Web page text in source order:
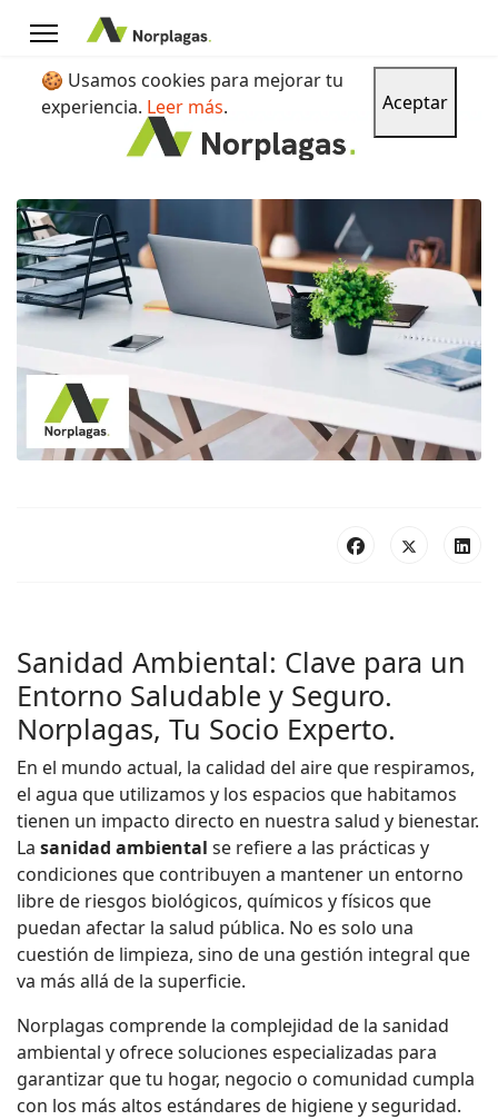
🍪 Usamos cookies para mejorar tu
experiencia. Leer más. Aceptar
Sanidad Ambiental: Clave para un
Entorno Saludable y Seguro.
Norplagas, Tu Socio Experto.
En el mundo actual, la calidad del aire que respiramos,
el agua que utilizamos y los espacios que habitamos
tienen un impacto directo en nuestra salud y bienestar.
La sanidad ambiental se refiere a las prácticas y
condiciones que contribuyen a mantener un entorno
libre de riesgos biológicos, químicos y físicos que
puedan afectar la salud pública. No es solo una
cuestión de limpieza, sino de una gestión integral que
va más allá de la superficie.
Norplagas comprende la complejidad de la sanidad
ambiental y ofrece soluciones especializadas para
garantizar que tu hogar, negocio o comunidad cumpla
con los más altos estándares de higiene y seguridad.